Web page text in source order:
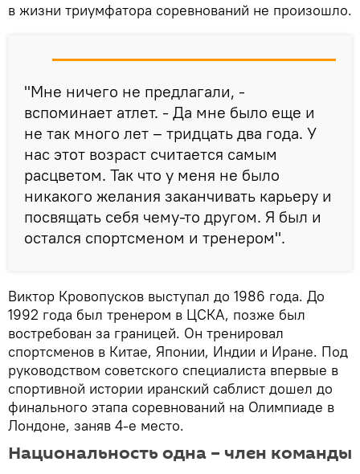
в жизни триумфатора соревнований не произошло.
"Мне ничего не предлагали, -
вспоминает атлет. - Да мне было еще и
не так много лет – тридцать два года. У
нас этот возраст считается самым
расцветом. Так что у меня не было
никакого желания заканчивать карьеру и
посвящать себя чему-то другом. Я был и
остался спортсменом и тренером".
Виктор Кровопусков выступал до 1986 года. До
1992 года был тренером в ЦСКА, позже был
востребован за границей. Он тренировал
спортсменов в Китае, Японии, Индии и Иране. Под
руководством советского специалиста впервые в
спортивной истории иранский саблист дошел до
финального этапа соревнований на Олимпиаде в
Лондоне, заняв 4-е место.
Национальность одна – член команды